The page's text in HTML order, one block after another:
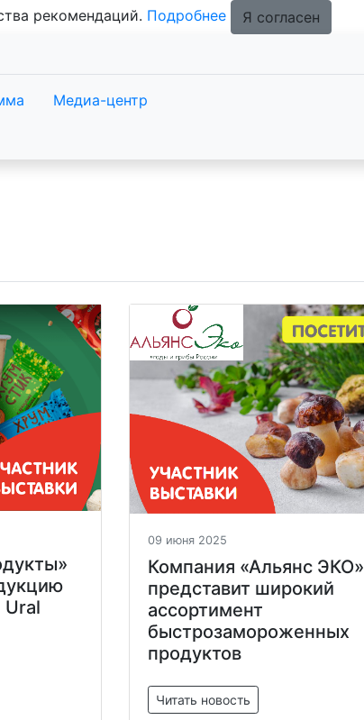
рекомендаций. Подробнее Я согласен
Медиа-центр
Ural
09 июня 2025
Компания «Альянс ЭКО»
представит широкий
ассортимент
быстрозамороженных
продуктов
Читать новость